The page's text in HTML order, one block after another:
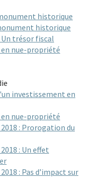
historique
historique
trésor fiscal
nue-propriété
investissement en
nue-propriété
: Prorogation du
: Un effet
: Pas d’impact sur